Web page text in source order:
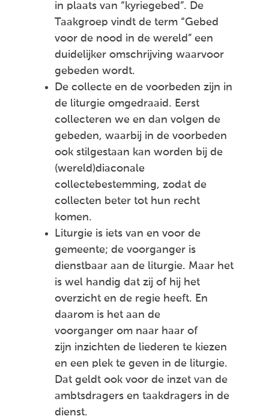
in plaats van “kyriegebed”. De
Taakgroep vindt de term “Gebed
voor de nood in de wereld” een
duidelijker omschrijving waarvoor
gebeden wordt.
De collecte en de voorbeden zijn in
de liturgie omgedraaid. Eerst
collecteren we en dan volgen de
gebeden, waarbij in de voorbeden
ook stilgestaan kan worden bij de
(wereld)diaconale
collectebestemming, zodat de
collecten beter tot hun recht
komen.
Liturgie is iets van en voor de
gemeente; de voorganger is
dienstbaar aan de liturgie. Maar het
is wel handig dat zij of hij het
overzicht en de regie heeft. En
daarom is het aan de
voorganger om naar haar of
zijn inzichten de liederen te kiezen
en een plek te geven in de liturgie.
Dat geldt ook voor de inzet van de
ambtsdragers en taakdragers in de
dienst.